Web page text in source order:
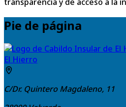
Pie de página
El Hierro
C/Dr. Quintero Magdaleno, 11